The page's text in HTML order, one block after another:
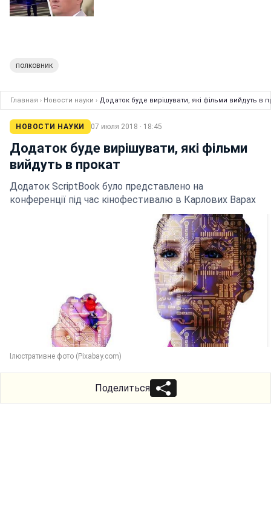
полковник
Главная › Новости науки › Додаток буде вирішувати, які фільми вийдуть в
НОВОСТИ НАУКИ 07 июля 2018 · 18:45
Додаток буде вирішувати, які фільми
вийдуть в прокат
Додаток ScriptBook було представлено на
конференції під час кінофестивалю в Карлових Варах
Ілюстративне фото (Pixabay.com)
Поделиться